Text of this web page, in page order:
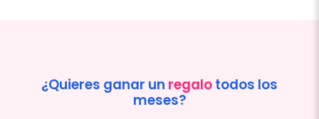
¿Quieres ganar un regalotodos los
meses?